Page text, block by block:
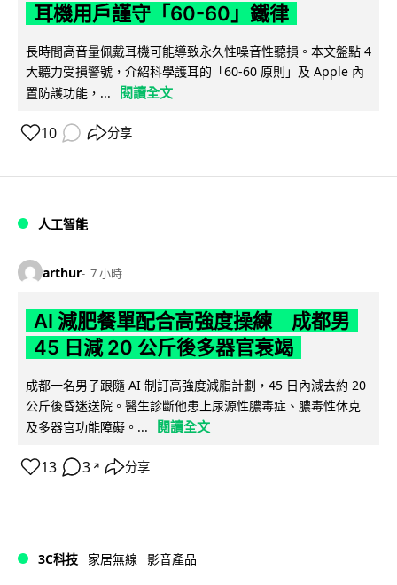
耳機用戶謹守「60-60」鐵律
長時間高音量佩戴耳機可能導致永久性噪音性聽損。本文盤點 4
大聽力受損警號，介紹科學護耳的「60-60 原則」及 Apple 內
置防護功能，...
閱讀全文
10 分享
人工智能
arthur 7 小時
AI 減肥餐單配合高強度操練 成都男
45 日減 20 公斤後多器官衰竭
成都一名男子跟隨 AI 制訂高強度減脂計劃，45 日內減去約 20
公斤後昏迷送院。醫生診斷他患上尿源性膿毒症、膿毒性休克
及多器官功能障礙。...
閱讀全文
13 3 ↗ 分享
3C科技 家居無線 影音產品